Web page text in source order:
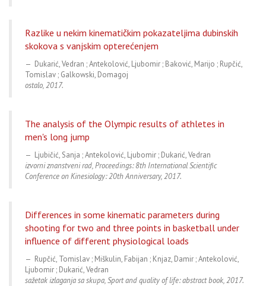
Razlike u nekim kinematičkim pokazateljima dubinskih
skokova s vanjskim opterećenjem
Dukarić, Vedran ; Antekolović, Ljubomir ; Baković, Marijo ; Rupčić,
Tomislav ; Galkowski, Domagoj
ostalo, 2017.
The analysis of the Olympic results of athletes in
men's long jump
Ljubičić, Sanja ; Antekolović, Ljubomir ; Dukarić, Vedran
izvorni znanstveni rad, Proceedings: 8th International Scientific
Conference on Kinesiology: 20th Anniversary, 2017.
Differences in some kinematic parameters during
shooting for two and three points in basketball under
influence of different physiological loads
Rupčić, Tomislav ; Miškulin, Fabijan ; Knjaz, Damir ; Antekolović,
Ljubomir ; Dukarić, Vedran
sažetak izlaganja sa skupa, Sport and quality of life: abstract book, 2017.